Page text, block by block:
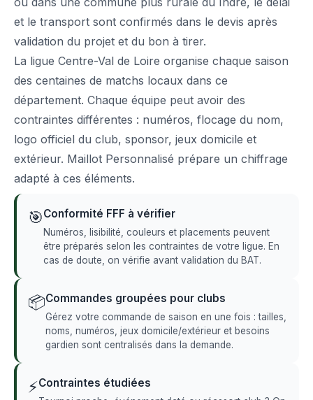
et le transport sont confirmés dans le devis après
validation du projet et du bon à tirer.
La ligue Centre-Val de Loire organise chaque saison
des centaines de matchs locaux dans ce
département. Chaque équipe peut avoir des
contraintes différentes : numéros, flocage du nom,
logo officiel du club, sponsor, jeux domicile et
extérieur. Maillot Personnalisé prépare un chiffrage
adapté à ces éléments.
🎯Conformité FFF à vérifier
Numéros, lisibilité, couleurs et placements peuvent
être préparés selon les contraintes de votre ligue. En
cas de doute, on vérifie avant validation du BAT.
📦Commandes groupées pour clubs
Gérez votre commande de saison en une fois : tailles,
noms, numéros, jeux domicile/extérieur et besoins
gardien sont centralisés dans la demande.
⚡Contraintes étudiées